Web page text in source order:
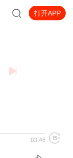
打开APP
03:46